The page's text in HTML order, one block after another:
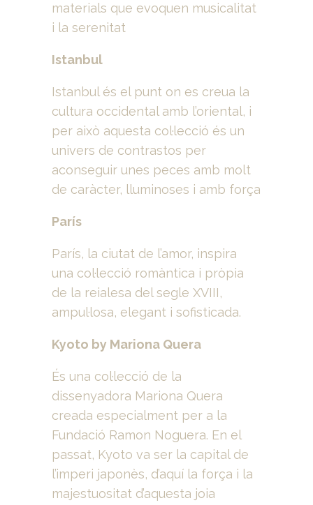
materials que evoquen musicalitat
i la serenitat
Istanbul
Istanbul és el punt on es creua la
cultura occidental amb l’oriental, i
per això aquesta col·lecció és un
univers de contrastos per
aconseguir unes peces amb molt
de caràcter, lluminoses i amb força
París
París, la ciutat de l’amor, inspira
una col·lecció romàntica i pròpia
de la reialesa del segle XVIII,
ampul·losa, elegant i sofisticada.
Kyoto by Mariona Quera
És una col·lecció de la
dissenyadora Mariona Quera
creada especialment per a la
Fundació Ramon Noguera. En el
passat, Kyoto va ser la capital de
l’imperi japonès, d’aquí la força i la
majestuositat d’aquesta joia